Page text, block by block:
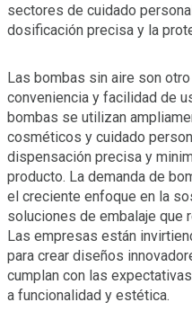
sectores de cuidado
dosificación precisa y la
Las bombas sin aire son
conveniencia y facilidad de
bombas se utilizan
cosméticos y cuidado
dispensación precisa y
producto. La demanda de
el creciente enfoque en la
soluciones de embalaje que
Las empresas están
para crear diseños
cumplan con las
a funcionalidad y estética.